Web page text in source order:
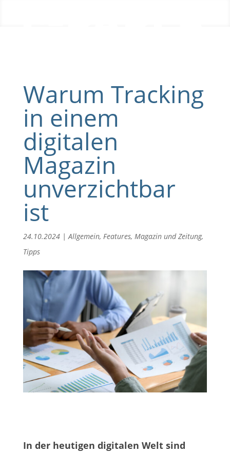
Warum Tracking
in einem
digitalen
Magazin
unverzichtbar
ist
24.10.2024|Allgemein, Features, Magazin und Zeitung,
Tipps
In der heutigen digitalen Welt sind